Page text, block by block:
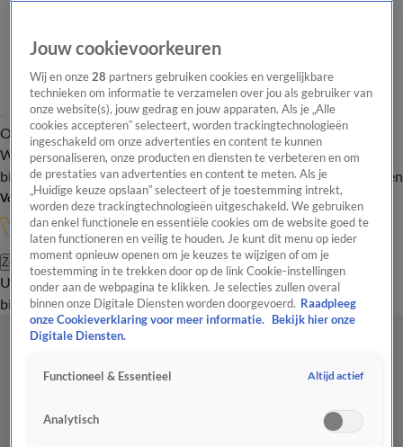
Overzicht Onze programma's Uitzendingen Onze gezichten
In de
WandelgangenInterviewsUitzending
bijwonenPodcastShopVeelgestelde vragenKijkersvraag insturen
Volg Vandaag Inside
Zoeken
UitzendingenVandaag InsideDe OranjezomerShopUitzending
bijwonen
Jouw cookievoorkeuren
Wij en onze28 partners gebruiken cookies en vergelijkbare
technieken om informatie te verzamelen over jou als gebruiker van
onze website(s), jouw gedrag en jouw apparaten. Als je „Alle
cookies accepteren” selecteert, worden trackingtechnologieën
ingeschakeld om onze advertenties en content te kunnen
personaliseren, onze producten en diensten te verbeteren en om
de prestaties van advertenties en content te meten. Als je
„Huidige keuze opslaan” selecteert of je toestemming intrekt,
worden deze trackingtechnologieën uitgeschakeld. We gebruiken
dan enkel functionele en essentiële cookies om de website goed te
laten functioneren en veilig te houden. Je kunt dit menu op ieder
moment opnieuw openen om je keuzes te wijzigen of om je
toestemming in te trekken door op de link Cookie-instellingen
onder aan de webpagina te klikken. Je selecties zullen overal
binnen onze Digitale Diensten worden doorgevoerd. Raadpleeg
onze Cookieverklaring voor meer informatie.
Bekijk hier onze
Digitale Diensten.
Functioneel & Essentieel Altijd actief
Analytisch